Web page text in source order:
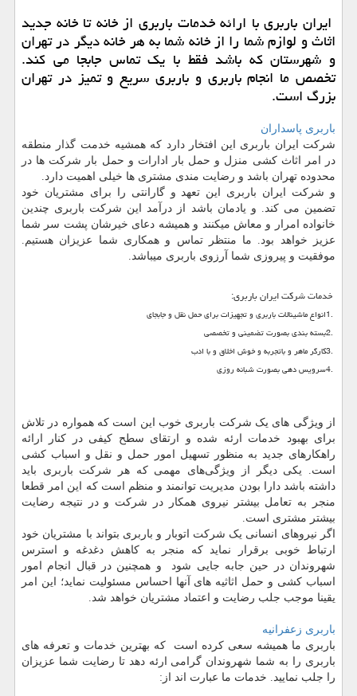
ایران باربری با ارائه خدمات باربری از خانه تا خانه جدید
اثاث و لوازم شما را از خانه شما به هر خانه دیگر در تهران
و شهرستان که باشد فقط با یک تماس جابجا می کند.
تخصص ما انجام باربری و باربری سریع و تمیز در تهران
بزرگ است.
باربری پاسداران
شرکت ایران باربری این افتخار دارد که همشیه خدمت گذار منطقه
در امر اثاث کشی منزل و حمل بار ادارات و حمل بار شرکت ها در
محدوده تهران باشد و رضایت مندی مشتری ها خیلی اهمیت دارد
و شرکت ایران باربری این تعهد و گارانتی را برای مشتریان خود
تضمین می کند. و یادمان باشد از درآمد این شرکت باربری چندین
خانواده امرار و معاش میکنند و همیشه دعای خیرشان پشت سر شما
عزیز خواهد بود. ما منتظر تماس و همکاری شما عزیزان هستیم.
موفقیت و پیروزی شما آرزوی باربری میباشد.
خدمات شرکت ایران باربری:
1.انواع ماشینالات باربری و تجهیزات برای حمل نقل و جابجای
2.بسته بندی بصورت تضمینی و تخصصی
3.کارگر ماهر و باتجربه و خوش اخلاق و با ادب
4.سرویس دهی بصورت شبانه روزی
از ویژگی های یک شرکت باربری خوب این است که همواره در تلاش
برای بهبود خدمات ارئه شده و ارتقای سطح کیفی در کنار ارائه
راهکارهای جدید به منظور تسهیل امور حمل و نقل و اسباب کشی
است. یکی دیگر از ویژگی‌های مهمی که هر شرکت باربری باید
داشته باشد دارا بودن مدیریت توانمند و منظم است که این امر قطعا
منجر به تعامل بیشتر نیروی همکار در شرکت و در نتیجه رضایت
بیشتر مشتری است.
اگر نیروهای انسانی یک شرکت اتوبار و باربری بتواند با مشتریان خود
ارتباط خوبی برقرار نماید که منجر به کاهش دغدغه و استرس
شهروندان در حین جابه جایی شود و همچنین در قبال انجام امور
اسباب کشی و حمل اثاثیه های آنها احساس مسئولیت نماید؛ این امر
یقینا موجب جلب رضایت و اعتماد مشتریان خواهد شد.
باربری زعفرانیه
باربری ما همیشه سعی کرده است که بهترین خدمات و تعرفه های
باربری را به شما شهروندان گرامی ارئه دهد تا رضایت شما عزیزان
را جلب نمایید. خدمات ما عبارت اند از :